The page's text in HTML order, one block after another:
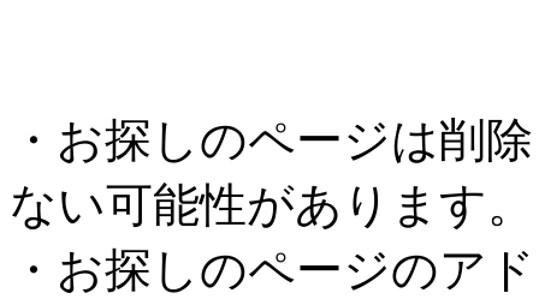
・お探しのページは削
ない可能性があります。
・お探しのページのア